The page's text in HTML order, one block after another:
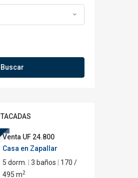
Buscar
Venta UF 24.800
Casa en Zapallar
5 dorm.
3 baños
170 /
495 m2